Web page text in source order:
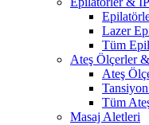
Lazer
Tüm
Ateş Ölçerler
Ateş
Tüm
Masaj Aletleri